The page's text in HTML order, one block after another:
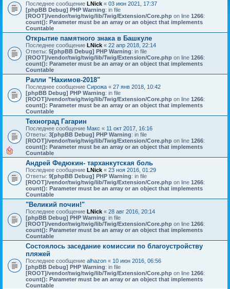
Последнее сообщение LNick « 03 июн 2021, 17:37
[phpBB Debug] PHP Warning: in file
[ROOT]/vendor/twig/twig/lib/Twig/Extension/Core.php on line 1266:
count(): Parameter must be an array or an object that implements
Countable
Открытие памятного знака в Башкуле
Последнее сообщение LNick « 22 апр 2018, 22:14
Ответы: 5[phpBB Debug] PHP Warning: in file
[ROOT]/vendor/twig/twig/lib/Twig/Extension/Core.php on line 1266:
count(): Parameter must be an array or an object that implements
Countable
Ралли "Нахимов-2018"
Последнее сообщение Сирожа « 27 янв 2018, 10:42
[phpBB Debug] PHP Warning: in file
[ROOT]/vendor/twig/twig/lib/Twig/Extension/Core.php on line 1266:
count(): Parameter must be an array or an object that implements
Countable
Техноград Гагарин
Последнее сообщение Макс « 11 окт 2017, 16:16
Ответы: 3[phpBB Debug] PHP Warning: in file
[ROOT]/vendor/twig/twig/lib/Twig/Extension/Core.php on line 1266:
count(): Parameter must be an array or an object that implements
Countable
Андрей Федюкин- тарханкутская боль
Последнее сообщение LNick « 23 ноя 2016, 01:29
Ответы: 9[phpBB Debug] PHP Warning: in file
[ROOT]/vendor/twig/twig/lib/Twig/Extension/Core.php on line 1266:
count(): Parameter must be an array or an object that implements
Countable
"Великий почин!"
Последнее сообщение LNick « 28 авг 2016, 20:14
[phpBB Debug] PHP Warning: in file
[ROOT]/vendor/twig/twig/lib/Twig/Extension/Core.php on line 1266:
count(): Parameter must be an array or an object that implements
Countable
Состоялось заседание комиссии по благоустройству
пляжей
Последнее сообщение alhazon « 10 июн 2016, 06:56
[phpBB Debug] PHP Warning: in file
[ROOT]/vendor/twig/twig/lib/Twig/Extension/Core.php on line 1266:
count(): Parameter must be an array or an object that implements
Countable